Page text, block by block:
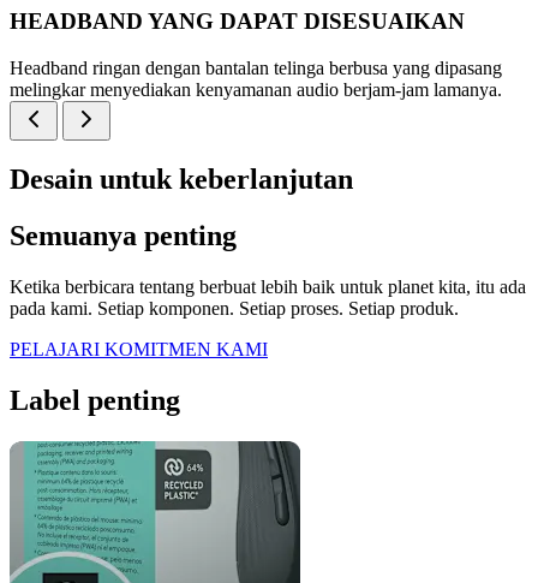
HEADBAND YANG DAPAT DISESUAIKAN
Headband ringan dengan bantalan telinga berbusa yang dipasang
melingkar menyediakan kenyamanan audio berjam-jam lamanya.
Desain untuk keberlanjutan
Semuanya penting
Ketika berbicara tentang berbuat lebih baik untuk planet kita, itu ada
pada kami. Setiap komponen. Setiap proses. Setiap produk.
PELAJARI KOMITMEN KAMI
Label penting